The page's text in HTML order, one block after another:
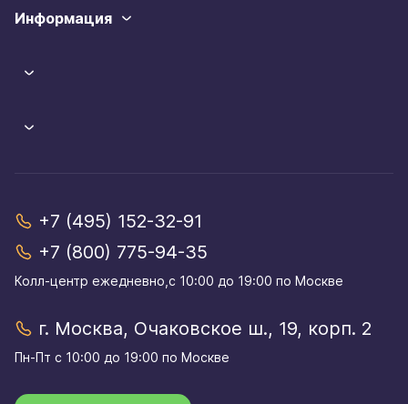
Информация
+7 (495) 152-32-91
+7 (800) 775-94-35
Колл-центр eжедневно,с 10:00 до 19:00 по Москве
г. Москва, Очаковское ш., 19, корп. 2
Пн-Пт с 10:00 до 19:00 по Москве